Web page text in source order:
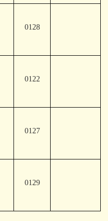
0128
0122
0127
0129